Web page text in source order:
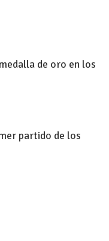
de oro en los
partido de los